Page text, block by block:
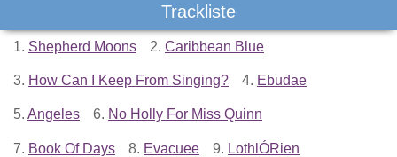
Trackliste
1. Shepherd Moons 2. Caribbean Blue
3. How Can I Keep From Singing? 4. Ebudae
5. Angeles 6. No Holly For Miss Quinn
7. Book Of Days 8. Evacuee 9. LothlÓRien